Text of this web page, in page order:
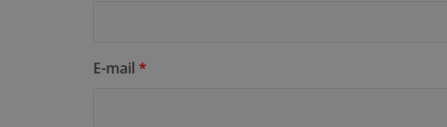
E-mail *